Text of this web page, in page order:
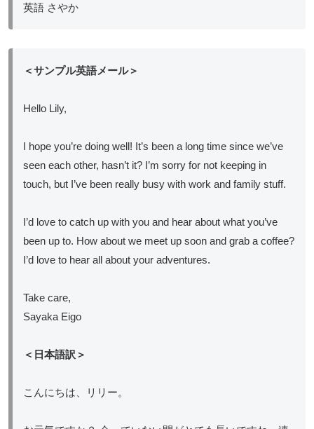
英語 さやか
＜サンプル英語メール＞
Hello Lily,
I hope you’re doing well! It’s been a long time since we’ve
seen each other, hasn’t it? I’m sorry for not keeping in
touch, but I’ve been really busy with work and family stuff.
I’d love to catch up with you and hear about what you’ve
been up to. How about we meet up soon and grab a coffee?
I’d love to hear all about your adventures.
Take care,
Sayaka Eigo
＜日本語訳＞
こんにちは、リリー。